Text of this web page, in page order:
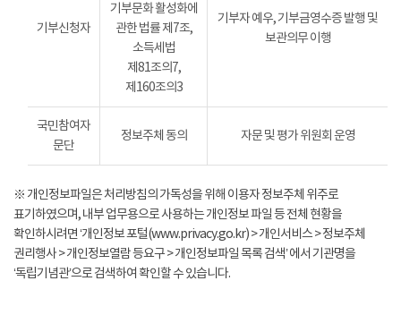
기부신청자
기부문화 활성화에
관한 법률 제7조,
소득세법
제81조의7,
제160조의3
기부자 예우, 기부금영수증 발행 및
보관의무 이행
국민참여자
문단
정보주체 동의 자문 및 평가 위원회 운영
※ 개인정보파일은 처리방침의 가독성을 위해 이용자 정보주체 위주로
표기하였으며, 내부 업무용으로 사용하는 개인정보 파일 등 전체 현황을
확인하시려면 ‘개인정보 포털(www.privacy.go.kr) > 개인서비스 > 정보주체
권리행사 > 개인정보열람 등요구 > 개인정보파일 목록 검색’ 에서 기관명을
‘독립기념관’으로 검색하여 확인할 수 있습니다.